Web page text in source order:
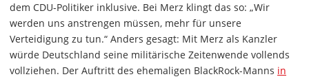
dem CDU-Politiker inklusive. Bei Merz klingt das so: „Wir
werden uns anstrengen müssen, mehr für unsere
Verteidigung zu tun.“ Anders gesagt: Mit Merz als Kanzler
würde Deutschland seine militärische Zeitenwende vollends
vollziehen. Der Auftritt des ehemaligen BlackRock-Manns in